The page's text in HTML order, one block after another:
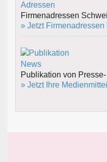
Firmenadressen
» Jetzt Firmenadressen
Publikation von
» Jetzt Ihre